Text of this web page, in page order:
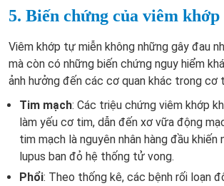
5. Biến chứng của viêm
Viêm khớp tự miễn không những gây đau
mà còn có những biến chứng nguy hiểm
ảnh hưởng đến các cơ quan khác trong cơ
Tim mạch: Các triệu chứng viêm khớp
làm yếu cơ tim, dẫn đến xơ vữa động
tim mạch là nguyên nhân hàng đầu khiến
lupus ban đỏ hệ thống tử vong.
Phổi: Theo thống kê, các bệnh rối loạn